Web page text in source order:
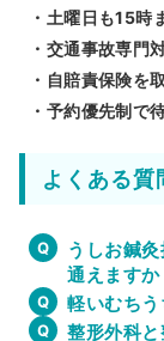
・土曜日も15時
・交通事故専門
・自賠責保険を
・予約優先制で
よくある質
うしお鍼
通えますか
軽いむち
整形外科